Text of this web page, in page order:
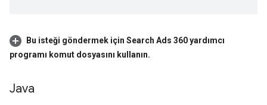
Bu isteği göndermek için Search Ads 360 yardımcı
programı komut dosyasını kullanın.
Java